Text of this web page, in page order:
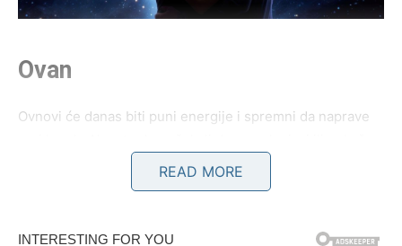
Ovan
Ovnovi će danas biti puni energije i spremni da naprave
interesovanje, vrlo je moguće da će upravo danas doći do
razgovora koji menja sve.
Zauzeti Ovnovi rešavaju nesporazume koji su se
READ MORE